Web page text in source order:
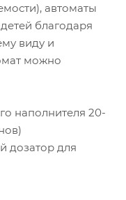
автоматы
благодаря
виду и
можно
наполнителя 20-
дозатор для